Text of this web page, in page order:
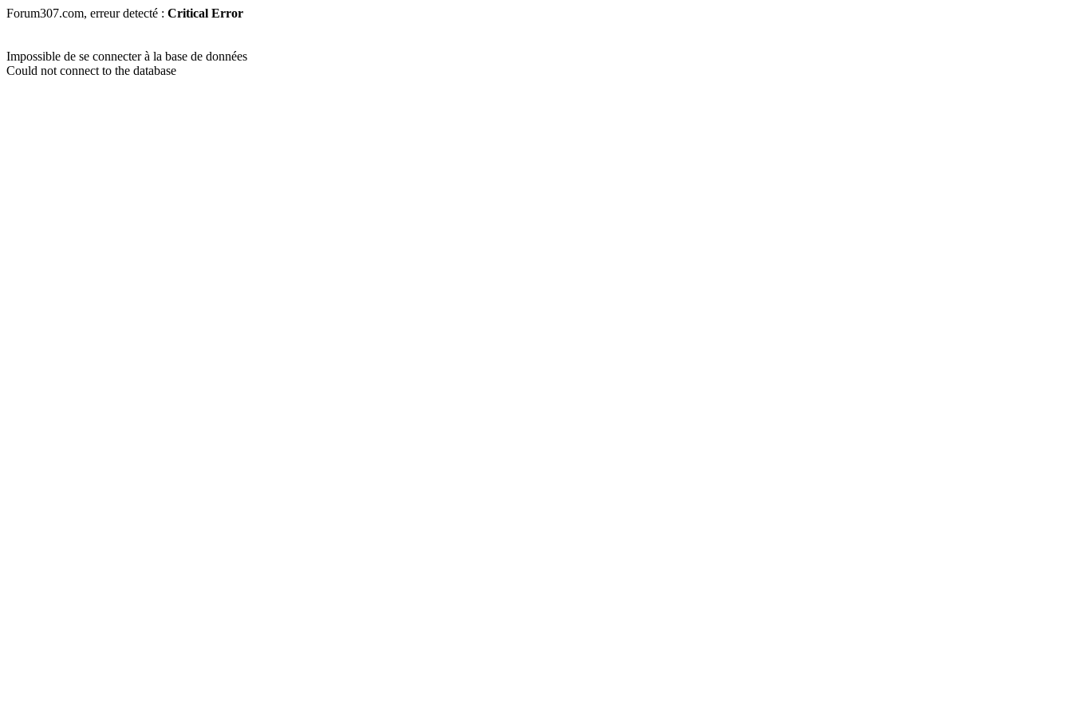
Forum307.com, erreur detecté : Critical Error
Impossible de se connecter à la base de données
Could not connect to the database